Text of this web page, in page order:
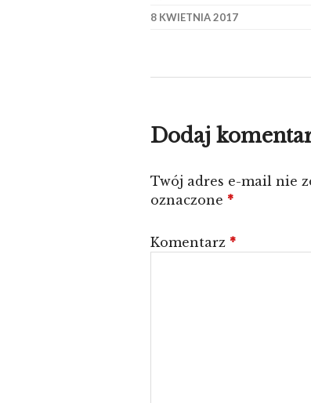
8 KWIETNIA 2017
Dodaj
Twój adres e-mail nie
oznaczone *
Komentarz *